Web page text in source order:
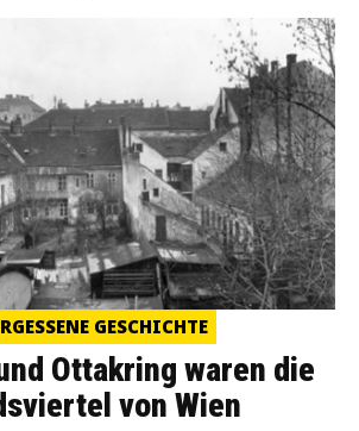
GESCHICHTE
Ottakring waren die
von Wien